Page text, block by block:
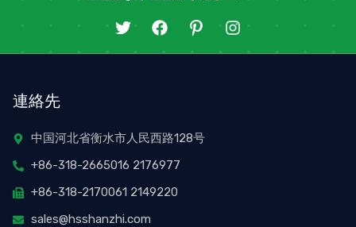
ツ
ッ
フ
ェ
イ
ア
コ
タ
イ
ン
ス
連絡先
中国河北省衡水市人民西路128号
+86-318-2665016 2176977
+86-318-2170061 2149220
sales@hsshanzhi.com